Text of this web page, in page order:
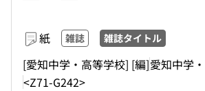
紙 雑誌 雑誌タイトル
[愛知中学・高等学校] [編]愛知中学
<Z71-G242>